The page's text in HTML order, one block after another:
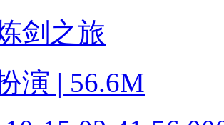
剑之旅
演 | 56.6M